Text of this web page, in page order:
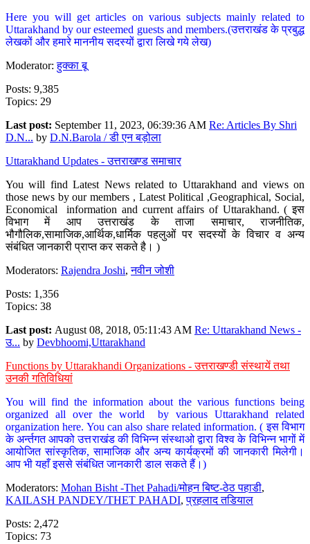
Here you will get articles on various subjects mainly related to
Uttarakhand by our esteemed guests and members.(उत्तराखंड के प्रबुद्ध
लेखकों और हमारे माननीय सदस्यों द्वारा लिखे गये लेख)
Moderator:हुक्का बू
Posts: 9,385
Topics: 29
Last post: September 11, 2023, 06:39:36 AM Re: Articles By Shri
D.N... by D.N.Barola / डी एन बड़ोला
Uttarakhand Updates - उत्तराखण्ड समाचार
You will find Latest News related to Uttarakhand and views on
those news by our members , Latest Political ,Geographical, Social,
Economical information and current affairs of Uttarakhand. ( इस
विभाग में आप उत्तराखंड के ताजा समाचार, राजनीतिक,
भौगौलिक,सामाजिक,आर्थिक,धार्मिक पहलुओं पर सदस्यों के विचार व अन्य
संबंधित जानकारी प्राप्त कर सकते है। )
Moderators: Rajendra Joshi,नवीन जोशी
Posts: 1,356
Topics: 38
Last post: August 08, 2018, 05:11:43 AM Re: Uttarakhand News -
उ... by Devbhoomi,Uttarakhand
Functions by Uttarakhandi Organizations - उत्तराखण्डी संस्थायें तथा
उनकी गतिविधियां
You will find the information about the various functions being
organized all over the world by various Uttarakhand related
organization here. You can also share related information. ( इस विभाग
के अर्न्तगत आपको उत्तराखंड की विभिन्न संस्थाओ द्वारा विश्व के विभिन्न भागों में
आयोजित सांस्कृतिक, सामाजिक और अन्य कार्यक्रमों की जानकारी मिलेगी।
आप भी यहाँ इससे संबंधित जानकारी डाल सकते हैं।)
Moderators: Mohan Bisht -Thet Pahadi/मोहन बिष्ट-ठेठ पहाडी,
KAILASH PANDEY/THET PAHADI,प्रहलाद तडियाल
Posts: 2,472
Topics: 73